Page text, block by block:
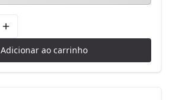
Adicionar ao carrinho